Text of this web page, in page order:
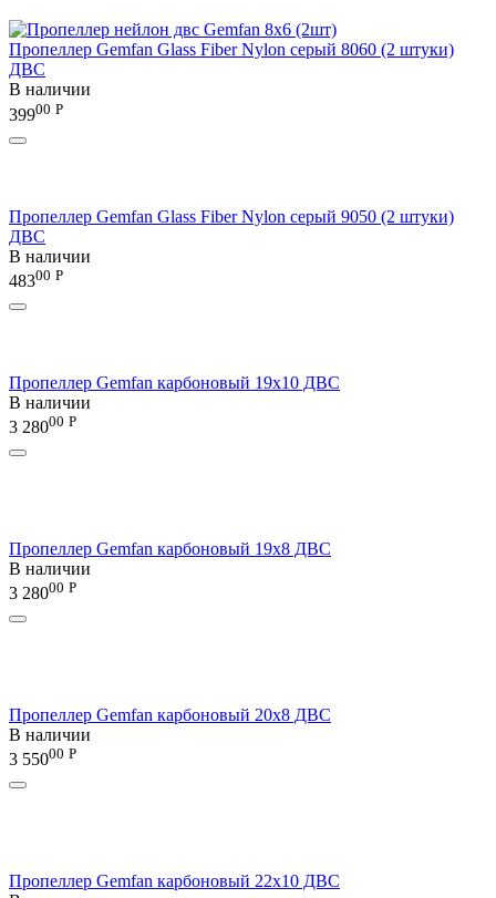
Пропеллер Gemfan Glass Fiber Nylon серый 8060 (2 штуки)
ДВС
В наличии
39900 Р
Пропеллер Gemfan Glass Fiber Nylon серый 9050 (2 штуки)
ДВС
В наличии
48300 Р
Пропеллер Gemfan карбоновый 19x10 ДВС
В наличии
3 28000 Р
Пропеллер Gemfan карбоновый 19x8 ДВС
В наличии
3 28000 Р
Пропеллер Gemfan карбоновый 20x8 ДВС
В наличии
3 55000 Р
Пропеллер Gemfan карбоновый 22x10 ДВС